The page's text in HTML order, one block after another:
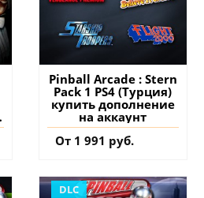
Pinball Arcade : Stern
Pack 1 PS4 (Турция)
купить дополнение
на аккаунт
От 1 991 руб.
DLC